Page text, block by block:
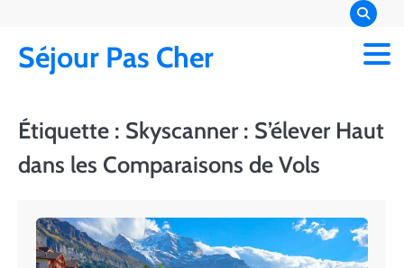
content
Séjour Pas Cher
Étiquette : Skyscanner : S’élever Haut
dans les Comparaisons de Vols